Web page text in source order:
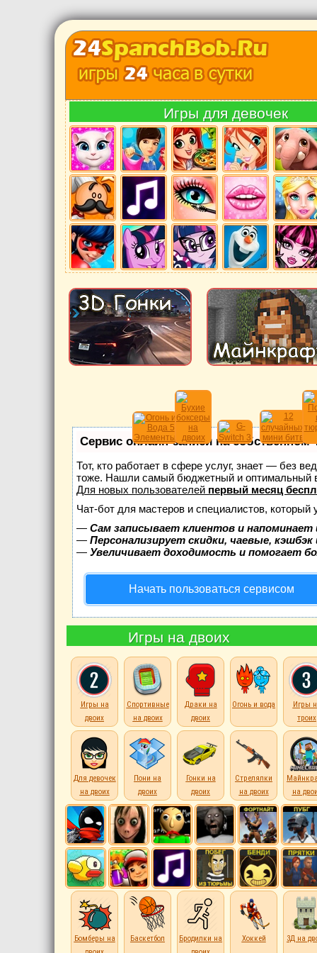
Игры для девочек
Сервис онлайн-записи на собственном
Тот, кто работает в сфере услуг, знает — без
тоже. Нашли самый бюджетный и оптимальный
Для новых пользователей первый месяц
Чат-бот для мастеров и специалистов, который
— Сам записывает клиентов и напоминает
— Персонализирует скидки, чаевые,
— Увеличивает доходимость и помогает
Начать пользоваться сервисом
Игры на двоих
Игры на
двоих
Спортивные
на двоих
Драки на
двоих
Огонь и вода
Игры
троих
Для девочек
на двоих
Пони на
двоих
Гонки на
двоих
Стрелялки
на двоих
на
Бомберы на
Баскетбол
Бродилки на
Хоккей 3Д на